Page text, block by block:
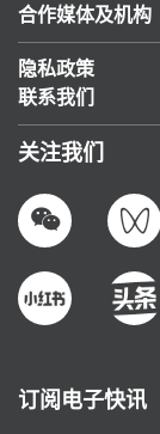
合作媒体及机构
隐私政策
联系我们
关注我们
订阅电子快讯